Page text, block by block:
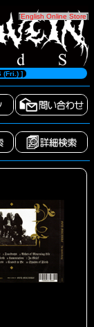
[English Online Store]
(Fri.) ]